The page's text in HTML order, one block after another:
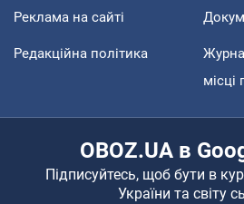
Реклама на сайті
Редакційна політика
місці
OBOZ.UA в
Підписуйтесь, щоб бути в
України та світу